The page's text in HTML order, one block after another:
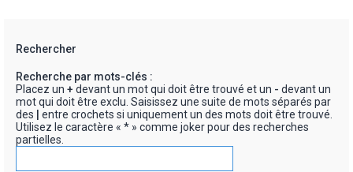
Rechercher
Recherche par mots-clés :
Placez un + devant un mot qui doit être trouvé et un - devant un
mot qui doit être exclu. Saisissez une suite de mots séparés par
des
entre crochets si uniquement un des mots doit être trouvé.
Utilisez le caractère « * » comme joker pour des recherches
partielles.